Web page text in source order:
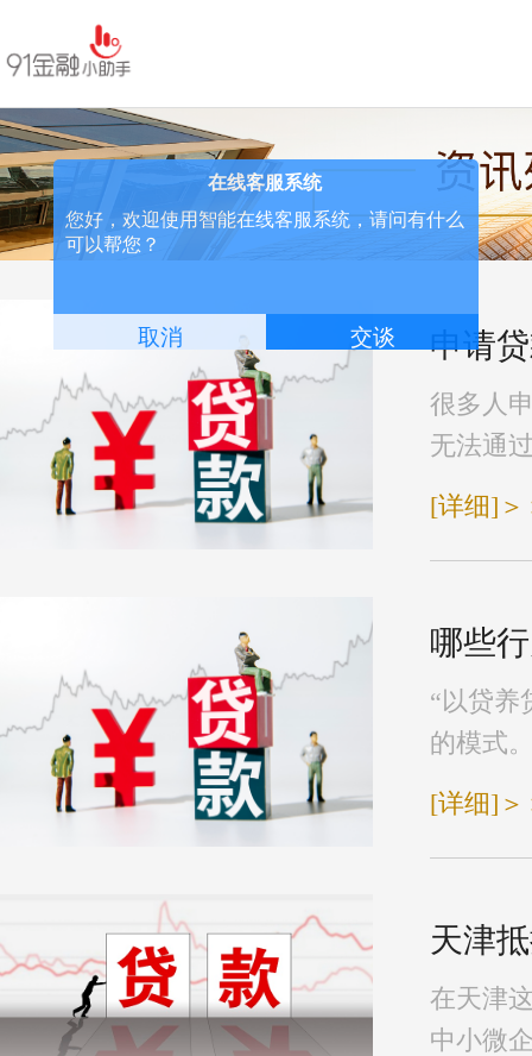
申请
很多人
无法通
[详细]＞
哪些
“以贷养
的模式
[详细]＞
天津
在天津
中小微